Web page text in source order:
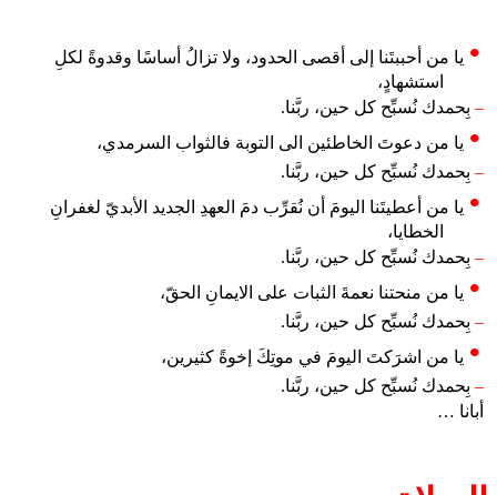
يا من أحببتَنا إلى أقصى الحدود، ولا تزالُ أساسًا وقدوةً لكلِ
استشهادٍ،
– بِحمدك نُسبِّح كل حين، ربَّنا.
يا من دعوتَ الخاطئين الى التوبة فالثواب السرمدي،
– بِحمدك نُسبِّح كل حين، ربَّنا.
يا من أعطيتَنا اليومَ أن نُقرِّب دمَ العهدِ الجديد الأبديّ لغفرانِ
الخطايا،
– بِحمدك نُسبِّح كل حين، ربَّنا.
يا من منحتنا نعمةَ الثبات على الايمانِ الحقّ،
– بِحمدك نُسبِّح كل حين، ربَّنا.
يا من اشرَكتَ اليومَ في موتِكَ إخوةً كثيرين،
– بِحمدك نُسبِّح كل حين، ربَّنا.
أبانا …